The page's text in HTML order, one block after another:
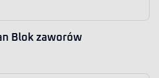
Blok zaworów